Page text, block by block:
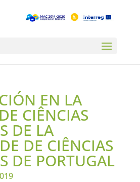
EN LA
CIÊNCIAS
DE LA
DE CIÊNCIAS
DE PORTUGAL